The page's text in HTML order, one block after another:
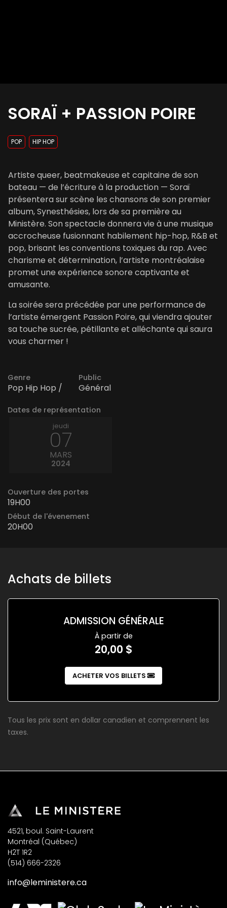
SORAÏ + PASSION POIRE
POP HIP HOP
Artiste queer, beatmakeuse et capitaine de son
bateau — de l’écriture à la production — Soraï
présentera sur scène les chansons de son premier
album, Synesthésies, lors de sa première au
Ministère. Son spectacle donnera vie à une musique
accrocheuse fusionnant habilement hip-hop, R&B et
pop, brisant les conventions toxiques du rap. Avec
charisme et détermination, l’artiste montréalaise
promet une expérience sonore captivante et
amusante.
La soirée sera précédée par une performance de
l’artiste émergent Passion Poire, qui viendra ajouter
sa touche sucrée, pétillante et alléchante qui saura
vous charmer !
Genre
Pop Hip Hop /
Public
Général
Dates de représentation
jeudi
07
MARS
2024
Ouverture des portes
19H00
Début de l'évenement
20H00
Achats de billets
ADMISSION GÉNÉRALE
À partir de
20,00 $
ACHETER VOS BILLETS
Tous les prix sont en dollar canadien et comprennent les
taxes.
4521, boul. Saint-Laurent
Montréal (Québec)
H2T 1R2
(514) 666-2326
info@leministere.ca